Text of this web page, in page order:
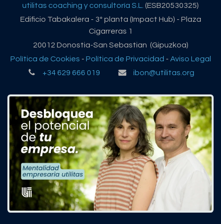
utilitas coaching y consultoría S.L. (ESB20530325)
Edificio Tabakalera - 3º planta (Impact Hub) - Plaza
Cigarreras 1
20012 Donostia-San Sebastian (Gipuzkoa)
Política de Cookies - Política de Privacidad - Aviso Legal
+34 629 666 019
ibon@utilitas.org